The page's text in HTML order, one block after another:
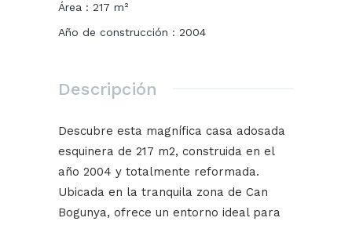
Área : 217 m²
Año de construcción : 2004
Descripción
Descubre esta magnífica casa adosada
esquinera de 217 m2, construida en el
año 2004 y totalmente reformada.
Ubicada en la tranquila zona de Can
Bogunya, ofrece un entorno ideal para